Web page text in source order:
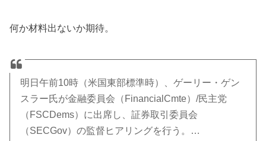
何か材料出ないか期待。
明日午前10時（米国東部標準時）、ゲーリー・ゲン
スラー氏が金融委員会（FinancialCmte）/民主党
（FSCDems）に出席し、証券取引委員会
（SECGov）の監督ヒアリングを行う。…